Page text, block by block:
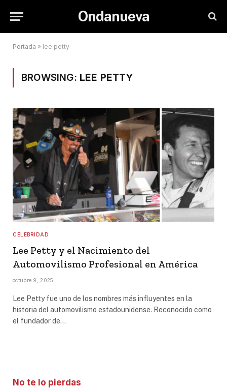
Ondanueva
Portada » lee petty
BROWSING: LEE PETTY
CELEBRIDAD
Lee Petty y el Nacimiento del
Automovilismo Profesional en América
octubre 9, 2025
Lee Petty fue uno de los nombres más influyentes en la
historia del automovilismo estadounidense. Reconocido como
el fundador de…
No te lo pierdas